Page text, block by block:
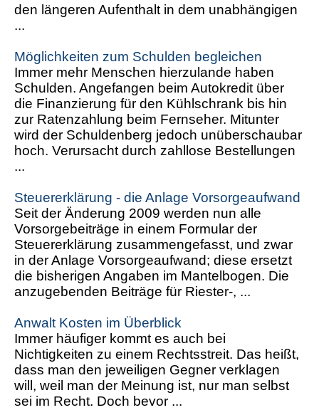
den längeren Aufenthalt in dem unabhängigen
...
Möglichkeiten zum Schulden begleichen
Immer mehr Menschen hierzulande haben
Schulden. Angefangen beim Autokredit über
die Finanzierung für den Kühlschrank bis hin
zur Ratenzahlung beim Fernseher. Mitunter
wird der Schuldenberg jedoch unüberschaubar
hoch. Verursacht durch zahllose Bestellungen
...
Steuererklärung - die Anlage Vorsorgeaufwand
Seit der Änderung 2009 werden nun alle
Vorsorgebeiträge in einem Formular der
Steuererklärung zusammengefasst, und zwar
in der Anlage Vorsorgeaufwand; diese ersetzt
die bisherigen Angaben im Mantelbogen. Die
anzugebenden Beiträge für Riester-, ...
Anwalt Kosten im Überblick
Immer häufiger kommt es auch bei
Nichtigkeiten zu einem Rechtsstreit. Das heißt,
dass man den jeweiligen Gegner verklagen
will, weil man der Meinung ist, nur man selbst
sei im Recht. Doch bevor ...